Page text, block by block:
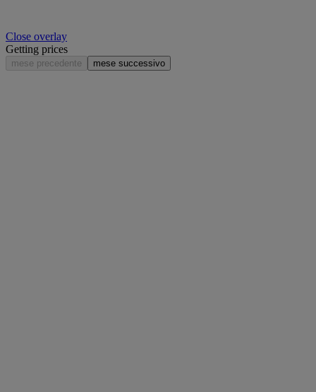
Close overlay
Getting prices
mese precedente mese successivo